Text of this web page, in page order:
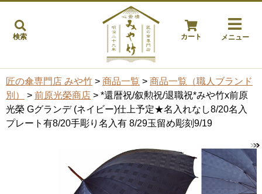
検索 カート メニュー
匠の傘専門店 みや竹 > 商品一覧 > 商品一覧（職人ブランド
別）
> 前原光榮商店 > *還暦祝/叙勲祝/退職祝*みや竹x前原
光榮 Gグランデ (ネイビー)仕上予定★名入れなし8/20名入
プレート有8/20手彫り名入有 8/29玉留め彫刻9/19